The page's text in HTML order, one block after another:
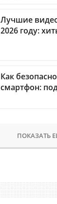
Лучшие
2026 году:
Как
смартфон:
ПОКАЗАТЬ